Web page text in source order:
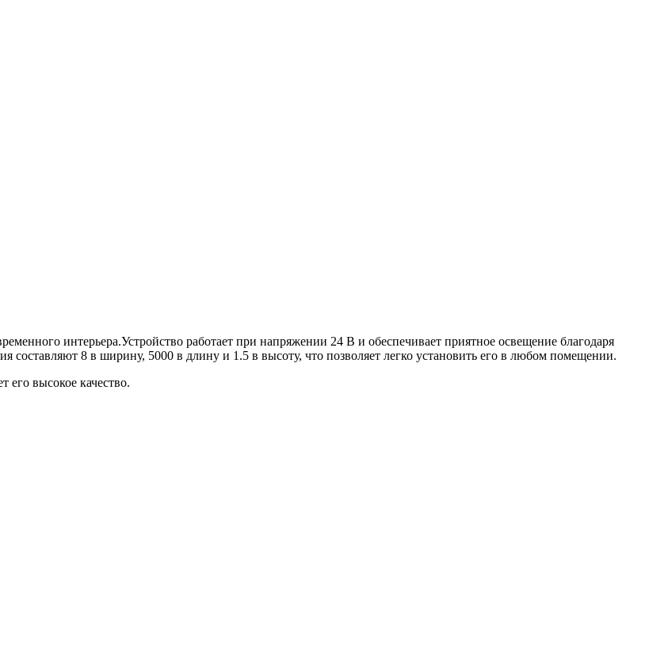
интерьера.Устройство работает при напряжении 24 В и обеспечивает приятное освещение благодаря
составляют 8 в ширину, 5000 в длину и 1.5 в высоту, что позволяет легко установить его в любом помещении.
его высокое качество.